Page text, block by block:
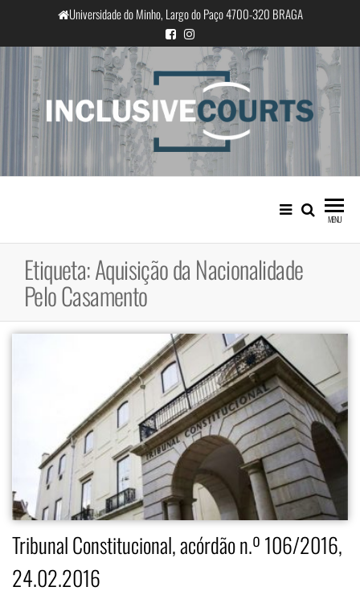
o
conteúdo
Universidade do Minho, Largo do Paço 4700-320 BRAGA
InclusiveCourts
Igualdade e diferença cultural na
prática judicial portuguesa
MENU
Etiqueta:Aquisição da Nacionalidade
Pelo Casamento
Tribunal Constitucional, acórdão n.º 106/2016,
24.02.2016